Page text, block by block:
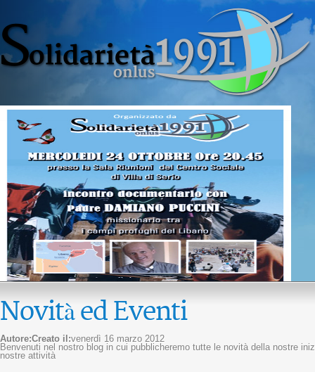
Novità ed Eventi
Autore:Creato il:venerdì 16 marzo 2012
Benvenuti nel nostro blog in cui pubblicheremo tutte le novità della nostre
nostre attività